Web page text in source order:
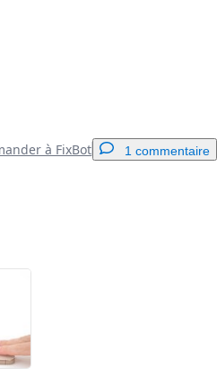
à FixBot 1 commentaire